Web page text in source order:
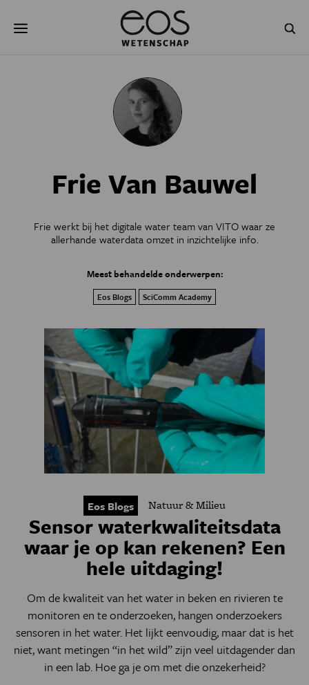
naar
NATUURWETENSCHAPPEN
PSYCHE & BREIN BLOGS
Frie Van Bauwel
Frie werkt bij het digitale water team van VITO waar ze
allerhande waterdata omzet in inzichtelijke info.
Meest behandelde onderwerpen:
Eos Blogs SciComm Academy
Eos Blogs Natuur & Milieu
Sensor waterkwaliteitsdata
waar je op kan rekenen? Een
hele uitdaging!
Om de kwaliteit van het water in beken en rivieren te
monitoren en te onderzoeken, hangen onderzoekers
sensoren in het water. Het lijkt eenvoudig, maar dat is het
niet, want metingen “in het wild” zijn veel uitdagender dan
in een lab. Hoe ga je om met die onzekerheid?